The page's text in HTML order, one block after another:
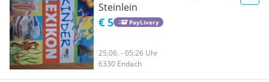
Steinlein
€ 5 PayLivery
25.06. - 05:26 Uhr
6330 Endach